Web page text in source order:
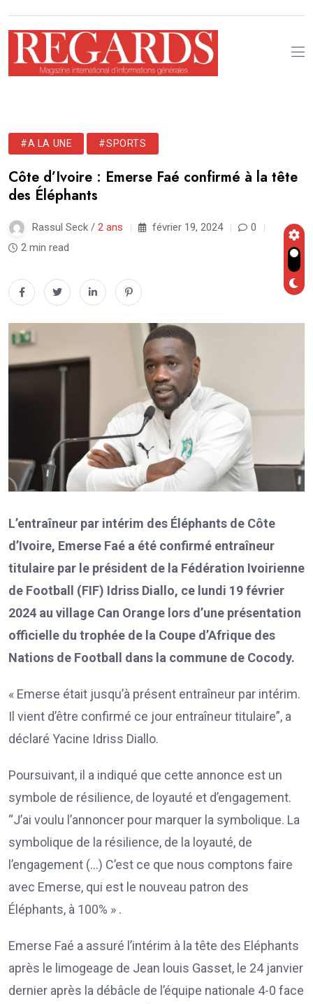
#A LA UNE #SPORTS
Côte d’Ivoire : Emerse Faé confirmé à la tête
des Éléphants
Rassul Seck / 2 ans février 19, 2024
0
2 min read
L’entraîneur par intérim des Éléphants de Côte
d’Ivoire, Emerse Faé a été confirmé entraîneur
titulaire par le président de la Fédération Ivoirienne
de Football (FIF) Idriss Diallo, ce lundi 19 février
2024 au village Can Orange lors d’une présentation
officielle du trophée de la Coupe d’Afrique des
Nations de Football dans la commune de Cocody.
« Emerse était jusqu’à présent entraîneur par intérim.
Il vient d’être confirmé ce jour entraîneur titulaire”, a
déclaré Yacine Idriss Diallo.
Poursuivant, il a indiqué que cette annonce est un
symbole de résilience, de loyauté et d’engagement.
“J’ai voulu l’annoncer pour marquer la symbolique. La
symbolique de la résilience, de la loyauté, de
l’engagement (…) C’est ce que nous comptons faire
avec Emerse, qui est le nouveau patron des
Éléphants, à 100% » .
Emerse Faé a assuré l’intérim à la tête des Eléphants
après le limogeage de Jean louis Gasset, le 24 janvier
dernier après la débâcle de l’équipe nationale 4-0 face